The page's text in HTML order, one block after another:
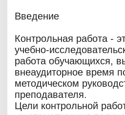
Введение
Контрольная работа -
учебно-
работа обучающихся,
внеаудиторное время
методическом
преподавателя.
Цели контрольной